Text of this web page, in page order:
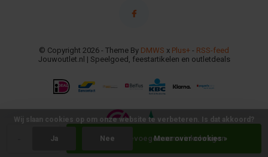
+ Toevoegen aan winkelwagen
© Copyright 2026 - Theme By DMWS x Plus+ - RSS-feed
Jouwoutlet.nl | Speelgoed, feestartikelen en outletdeals
Wij slaan cookies op om onze website te verbeteren. Is dat akkoord?
Ja Nee Meer over cookies »